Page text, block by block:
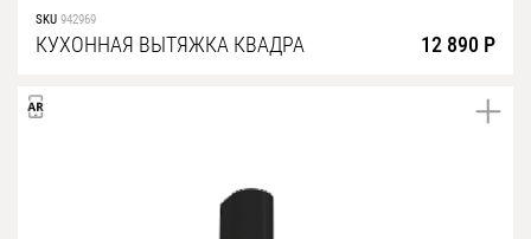
SKU 942969
КУХОННАЯ ВЫТЯЖКА КВАДРА 12 890 Р